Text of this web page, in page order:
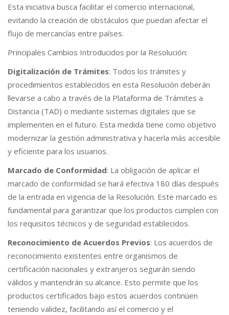
Esta iniciativa busca facilitar el comercio internacional,
evitando la creación de obstáculos que puedan afectar el
flujo de mercancías entre países.
Principales Cambios Introducidos por la Resolución:
Digitalización de Trámites: Todos los trámites y
procedimientos establecidos en esta Resolución deberán
llevarse a cabo a través de la Plataforma de Trámites a
Distancia (TAD) o mediante sistemas digitales que se
implementen en el futuro. Esta medida tiene como objetivo
modernizar la gestión administrativa y hacerla más accesible
y eficiente para los usuarios.
Marcado de Conformidad: La obligación de aplicar el
marcado de conformidad se hará efectiva 180 días después
de la entrada en vigencia de la Resolución. Este marcado es
fundamental para garantizar que los productos cumplen con
los requisitos técnicos y de seguridad establecidos.
Reconocimiento de Acuerdos Previos: Los acuerdos de
reconocimiento existentes entre organismos de
certificación nacionales y extranjeros seguirán siendo
válidos y mantendrán su alcance. Esto permite que los
productos certificados bajo estos acuerdos continúen
teniendo validez, facilitando así el comercio y el